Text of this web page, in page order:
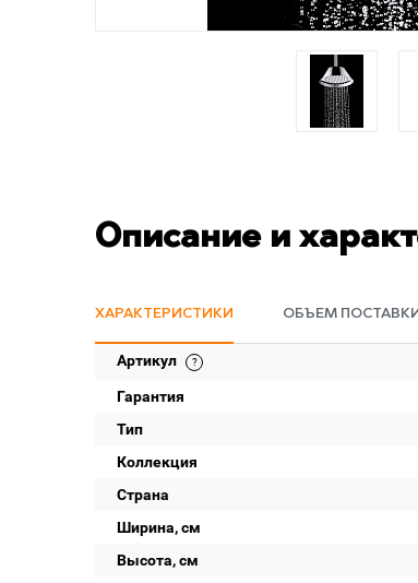
Описание и
ХАРАКТЕРИСТИКИ ОБЪЕМ ПОСТАВКИ
Артикул
Гарантия
Тип
Коллекция
Страна
Ширина, см
Высота, см